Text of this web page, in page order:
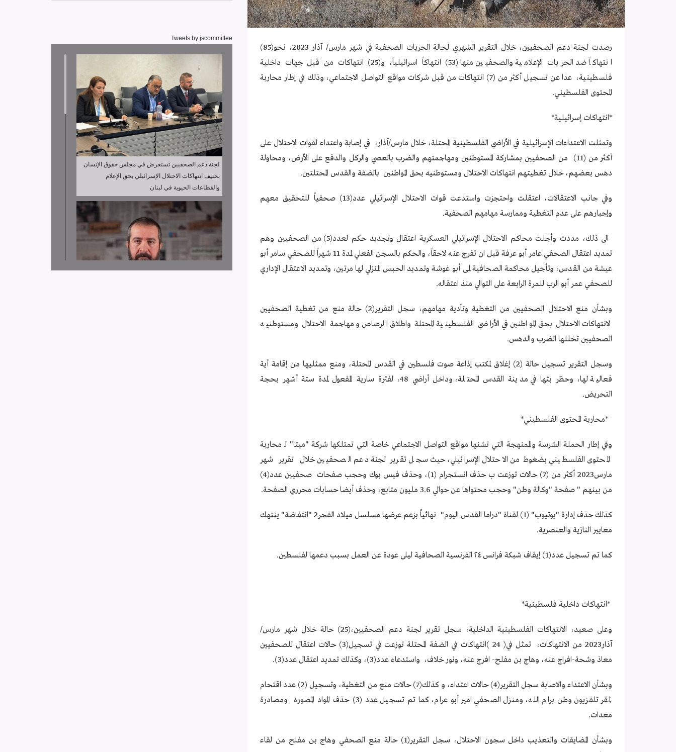
رصدت لجنة دعم الصحفيين، خلال التقرير الشهري لحالة الحريات الصحفية في شهر مارس/ آذار 2023، نحو(85)
انتهاكاً ضد الحريات الإعلامية والصحفيين منها (53) انتهاكاً اسرائيلياً، و(25) انتهاكات من قبل جهات داخلية
فلسطينية، عدا عن تسجيل أكثر من (7) انتهاكات من قبل شركات مواقع التواصل الاجتماعي، وذلك في إطار محاربة
المحتوى الفلسطيني.
*انتهاكات إسرائيلية*
وتمثلت الاعتداءات الإسرائيلية في الأراضي الفلسطينية المحتلة، خلال مارس/آذار، في إصابة واعتداء لقوات الاحتلال على
أكثر من (11) من الصحفيين بمشاركة المستوطنين ومهاجمتهم والضرب بالعصي والركل والدفع على الأرض، ومحاولة
دهس بعضهم، خلال تغطيتهم انتهاكات الاحتلال ومستوطنيه بحق المواطنين بالضفة والقدس المحتلتين.
وفي جانب الاعتقالات، اعتقلت واحتجزت واستدعت قوات الاحتلال الإسرائيلي عدد(13) صحفياً للتحقيق معهم
وإجبارهم على عدم التغطية وممارسة مهامهم الصحفية.
الى ذلك، مددت وأجلت محاكم الاحتلال الإسرائيلي العسكرية اعتقال وتجديد حكم لعدد(5) من الصحفيين وهم
تمديد اعتقال الصحفي عامر أبو عرفة قبل ان تفرج عنه لاحقاً، والحكم بالسجن الفعلي لمدة 11 شهراً للصحفي سامر أبو
عيشة من القدس، وتأجيل محاكمة الصحافية لمى أبو غوشة وتمديد الحبس المنزلي لها مرتين، وتمديد الاعتقال الإداري
للصحفي عمر أبو الرب للمرة الرابعة على التوالي منذ اعتقاله.
وبشأن منع الاحتلال الصحفيين من التغطية وتأدية مهامهم، سجل التقرير(2) حالة منع من تغطية الصحفيين
لانتهاكات الاحتلال بحق المواطنين في الأراضي الفلسطينية المحتلة واطلاق الرصاص ومهاجمة الاحتلال ومستوطنيه
الصحفيين تخللها الضرب والدهس.
وسجل التقرير تسجيل حالة (2) إغلاق لمكتب إذاعة صوت فلسطين في القدس المحتلة، ومنع ممثليها من إقامة أية
فعالية لها، وحظر بثها في مدينة القدس المحتلة، وداخل أراضي 48، لفترة سارية المفعول لمدة ستة أشهر بحجة
التحريض.
*محاربة المحتوى الفلسطيني*
وفي إطار الحملة الشرسة والممنهجة التي تشنها مواقع التواصل الاجتماعي خاصة التي تمتلكها شركة "ميتا" لـ محاربة
المحتوى الفلسطيني بضغوط من الاحتلال الإسرائيلي، حيث سجل تقرير لجنة دعم الصحفيين خلال تقرير شهر
مارس2023 أكثر من (7) حالات توزعت ب حذف انستجرام (1)، وحذف فيس بوك وحجب صفحات صحفيين عدد(4)
من بينهم " صفحة "وكالة وطن" وحجب محتواها عن حوالي 3.6 مليون متابع، وحذف أيضا حسابات محرري الصفحة.
كذلك حذف إدارة "يوتيوب" (1) لقناة "دراما القدس اليوم" نهائياً بزعم عرضها مسلسل ميلاد الفجر2 "انتفاضة" ينتهك
معايير النازية والعنصرية.
كما تم تسجيل عدد(1) إيقاف شبكة فرانس ٢٤ الفرنسية الصحافية ليلى عودة عن العمل بسبب دعمها لفلسطين.
*انتهاكات داخلية فلسطينية*
وعلى صعيد، الانتهاكات الفلسطينية الداخلية، سجل تقرير لجنة دعم الصحفيين،(25) حالة خلال شهر مارس/
آذار2023 من الانتهاكات، تمثل في( 24 )انتهاكات في الضفة المحتلة توزعت في تسجيل(3) حالات اعتقال للصحفيين
معاذ وشحة-افراج عنه، وهاج بن مفلح- افرج عنه، ونور خلاف، واستدعاء عدد(3)، وكذلك تمديد اعتقال عدد(3).
وبشأن الاعتداء والاصابة سجل التقرير(4) حالات اعتداء، و كذلك(7) حالات منع من التغطية، وتسجيل (2) عدد اقتحام
لمقر تلفزيون وطن برام الله، ومنزل الصحفي امير أبو عرام، كما تم تسجيل عدد (3) حذف المواد المصورة ومصادرة
معدات.
وبشأن المضايقات والتعذيب داخل سجون الاحتلال، سجل التقرير(1) حالة منع الصحفي وهاج بن مفلح من لقاء
Tweets by jscommittee
لجنة دعم الصحفيين تستعرض في مجلس حقوق الإنسان
بجنيف انتهاكات الاحتلال الإسرائيلي بحق الإعلام
والقطاعات الحيوية في لبنان